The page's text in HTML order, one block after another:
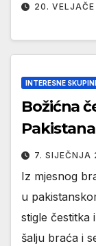
20.
INTERESNE
Božićna
Pakistana
7. SIJEČNJA
Iz mjesnog
u
stigle čestitka
šalju braća i